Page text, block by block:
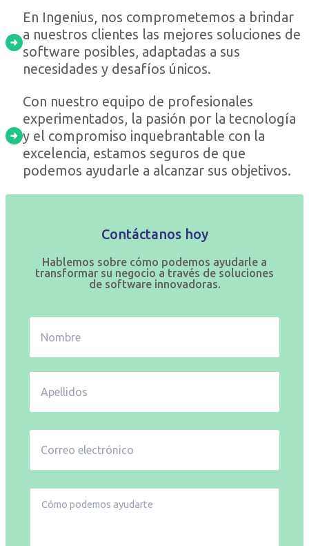
En Ingenius, nos comprometemos a brindar
a nuestros clientes las mejores soluciones de
software posibles, adaptadas a sus
necesidades y desafíos únicos.
Con nuestro equipo de profesionales
experimentados, la pasión por la tecnología
y el compromiso inquebrantable con la
excelencia, estamos seguros de que
podemos ayudarle a alcanzar sus objetivos.
Contáctanos hoy
Hablemos sobre cómo podemos ayudarle a
transformar su negocio a través de soluciones
de software innovadoras.